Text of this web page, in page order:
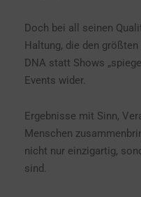
Doch bei all seinen
Haltung, die den
DNA statt Shows
Events wider.
Ergebnisse mit Sinn,
Menschen
nicht nur einzigartig,
sind.